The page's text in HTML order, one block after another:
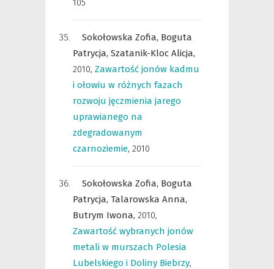
105
Sokołowska Zofia, Boguta
Patrycja, Szatanik-Kloc Alicja,
2010, Zawartość jonów kadmu
i ołowiu w różnych fazach
rozwoju jęczmienia jarego
uprawianego na
zdegradowanym
czarnoziemie, 2010
Sokołowska Zofia, Boguta
Patrycja, Talarowska Anna,
Butrym Iwona, 2010,
Zawartość wybranych jonów
metali w murszach Polesia
Lubelskiego i Doliny Biebrzy,